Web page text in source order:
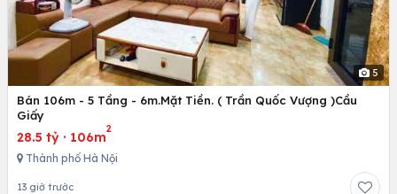
5
Bán 106m - 5 Tầng - 6m.Mặt Tiền. ( Trần Quốc Vượng )Cầu
Giấy
28.5 tỷ · 106m
2
Thành phố Hà Nội
13 giờ trước